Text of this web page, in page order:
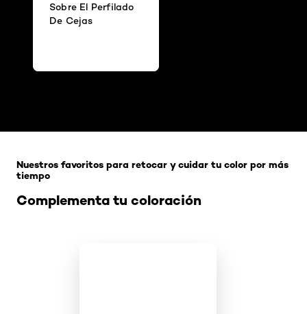
Sobre El Perfilado
De Cejas
Complementa tu coloración
Nuestros favoritos para retocar y cuidar tu color por más
tiempo